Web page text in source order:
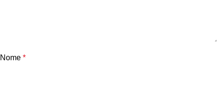
Nome *